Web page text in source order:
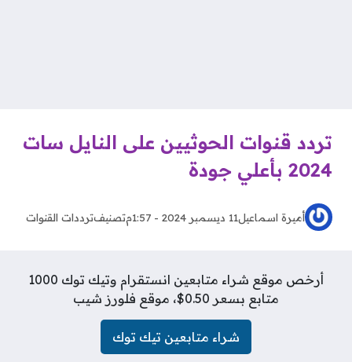
تردد قنوات الحوثيين على النايل سات
2024 بأعلي جودة
أميرة اسماعيل11 ديسمبر 2024 - 1:57م تصنيفترددات القنوات
أرخص موقع شراء متابعين انستقرام وتيك توك 1000
متابع بسعر 0.50$، موقع فلورز شيب
شراء متابعين تيك توك